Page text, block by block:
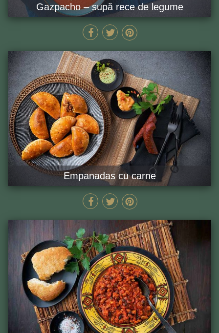
Gazpacho – supă rece de legume
MIN GĂTEȘTE ACUM
Empanadas cu carne
52 MIN GĂTEȘTE ACUM